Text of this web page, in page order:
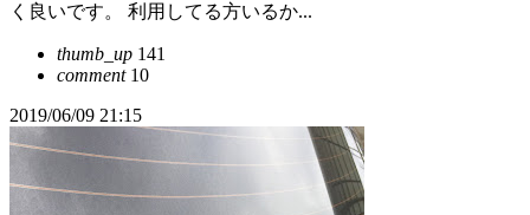
く良いです。 利用してる方いるか...
thumb_up 141
comment10
2019/06/09 21:15